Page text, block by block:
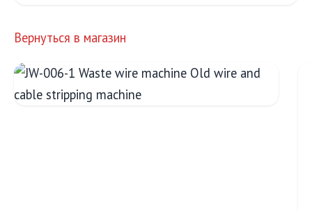
Вернуться в магазин